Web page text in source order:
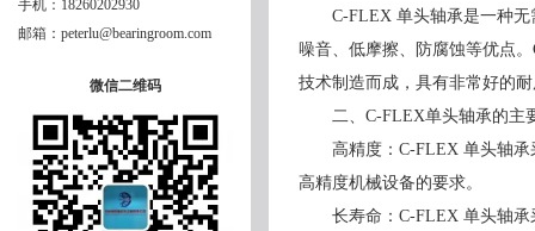
手机：18260202930
邮箱：peterlu@bearingroom.com
微信二维码
C-FLEX 单头轴承是一种无
噪音、低摩擦、防腐蚀等优点
技术制造而成，具有非常好的
二、C-FLEX单头轴承的主
高精度：C-FLEX 单头轴承
高精度机械设备的要求。
长寿命：C-FLEX 单头轴承